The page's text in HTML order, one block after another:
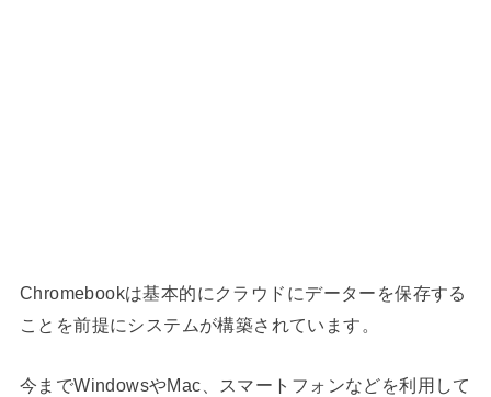
Chromebookは基本的にクラウドにデーターを保存する
ことを前提にシステムが構築されています。
今までWindowsやMac、スマートフォンなどを利用して